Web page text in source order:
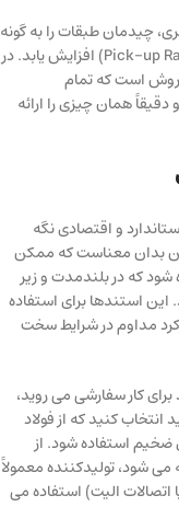
چیدمان طبقات را به گونه
ای طراحی می کند که نرخ برداشتن کالا از قفسه (Pick-up Rate) افزایش یابد. در
است که تمام
همان چیزی را ارائه
و اقتصادی نگه
بدان معناست که ممکن
شود که در بلندمدت و زیر
استندها برای استفاده
مداوم در شرایط سخت
کار سفارشی می روید،
کنید که از فولاد
استفاده شود. از
شود، تولیدکننده معمولاً
اتصالات الیت) استفاده می